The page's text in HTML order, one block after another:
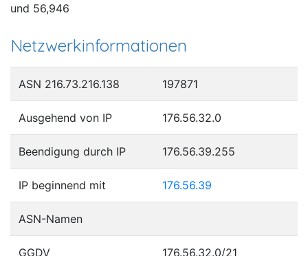
und 56,946
Netzwerkinformationen
ASN 216.73.216.138 197871
Ausgehend von IP 176.56.32.0
Beendigung durch IP 176.56.39.255
IP beginnend mit 176.56.39
ASN-Namen
GGDV 176.56.32.0/21